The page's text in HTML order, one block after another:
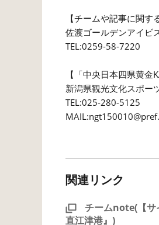
【チームや記事に関す
佐渡ゴールデンアイビ
TEL:0259-58-7220
【「中央日本四県黄金
新潟県観光文化スポー
TEL:025-280-5125
関連リンク
チームnote(【サ
直江津港』)